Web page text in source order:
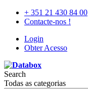
+ 351 21 430 84 00
Contacte-nos !
Login
Obter Acesso
Search
Todas as categorias